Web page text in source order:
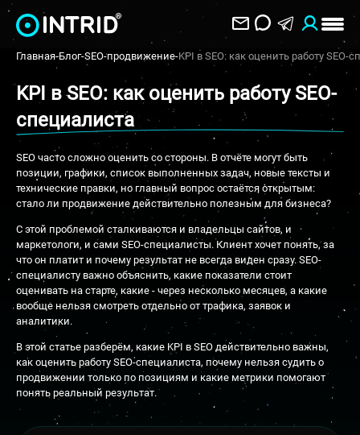
Главная-Блог-SEO-продвижение-KPI в SEO: как оценить работу SEO-
KPI в SEO: как оценить работу SEO-
специалиста
SEO часто сложно оценить со стороны. В отчёте могут быть
позиции, графики, список выполненных задач, новые тексты и
технические правки, но главный вопрос остаётся открытым:
стало ли продвижение действительно полезным для бизнеса?
С этой проблемой сталкиваются и владельцы сайтов, и
маркетологи, и сами SEO-специалисты. Клиент хочет понять, за
что он платит и почему результат не всегда виден сразу. SEO-
специалисту важно объяснить, какие показатели стоит
оценивать на старте, какие - через несколько месяцев, а какие
вообще нельзя смотреть отдельно от трафика, заявок и
аналитики.
В этой статье разберём, какие KPI в SEO действительно важны,
как оценить работу SEO-специалиста, почему нельзя судить о
продвижении только по позициям и какие метрики помогают
понять реальный результат.